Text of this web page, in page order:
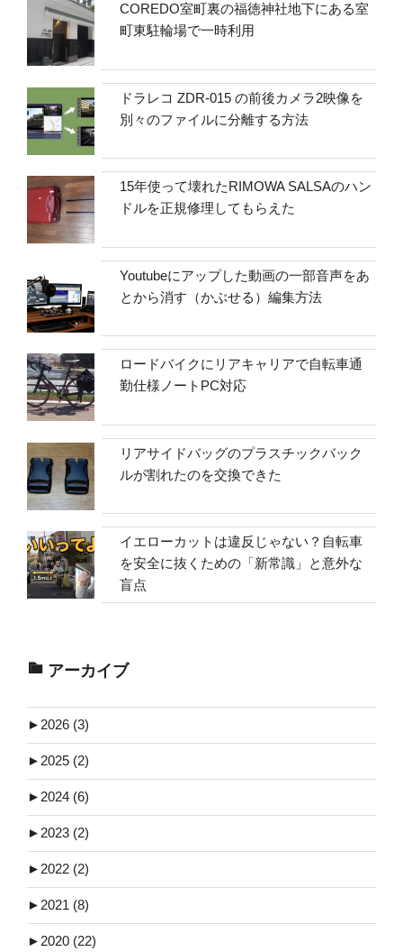
COREDO室町裏の福徳神社地下にある室
町東駐輪場で一時利用
ドラレコ ZDR-015 の前後カメラ2映像を
別々のファイルに分離する方法
15年使って壊れたRIMOWA SALSAのハン
ドルを正規修理してもらえた
Youtubeにアップした動画の一部音声をあ
とから消す（かぶせる）編集方法
ロードバイクにリアキャリアで自転車通
勤仕様ノートPC対応
リアサイドバッグのプラスチックバック
ルが割れたのを交換できた
イエローカットは違反じゃない？自転車
を安全に抜くための「新常識」と意外な
盲点
アーカイブ
►2026 (3)
►2025 (2)
►2024 (6)
►2023 (2)
►2022 (2)
►2021 (8)
►2020 (22)